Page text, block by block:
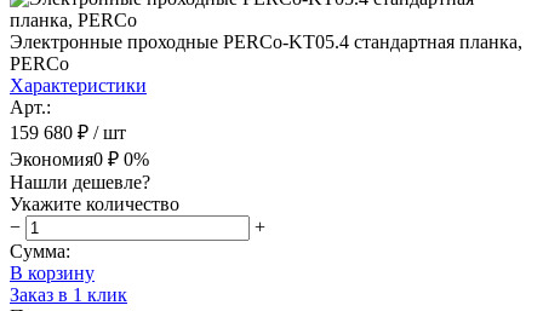
Электронные проходные PERCo-KT05.4 стандартная планка,
PERCo
Характеристики
Арт.:
159 680 ₽ / шт
Экономия0 ₽ 0%
Нашли дешевле?
Укажите количество
−
+
Сумма:
В корзину
Заказ в 1 клик